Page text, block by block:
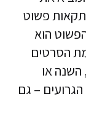
פשוט
הוא
הסרטים
השנה או
– גם